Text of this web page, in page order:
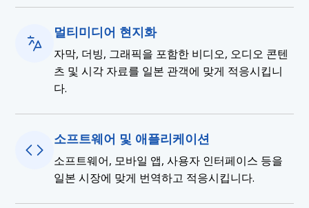
멀티미디어 현지화
자막, 더빙, 그래픽을 포함한 비디오, 오디오 콘텐
츠 및 시각 자료를 일본 관객에 맞게 적응시킵니
다.
소프트웨어 및 애플리케이션
소프트웨어, 모바일 앱, 사용자 인터페이스 등을
일본 시장에 맞게 번역하고 적응시킵니다.